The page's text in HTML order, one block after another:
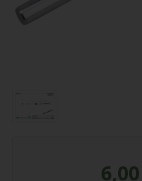
6,00